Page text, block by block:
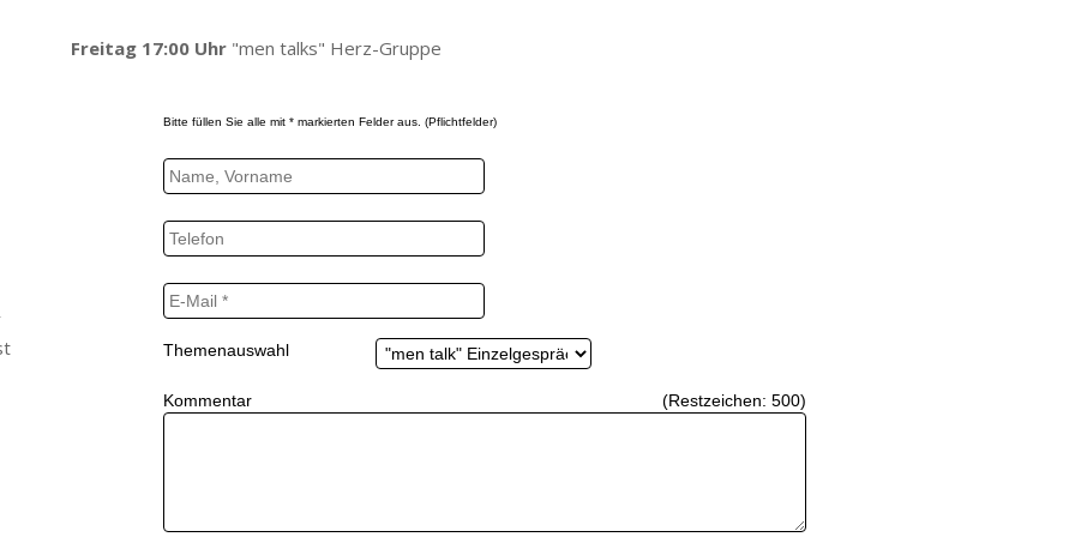
Freitag 17:00 Uhr "men talks" Herz-Gruppe
Bitte füllen Sie alle mit * markierten Felder aus. (Pflichtfelder)
Themenauswahl
Kommentar (Restzeichen: 500)